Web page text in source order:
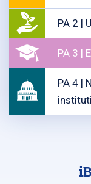
PA 2 |
PA 3 |
PA 4 |